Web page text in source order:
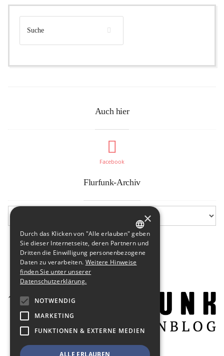
Auch hier
Facebook
Flurfunk-Archiv
GERMAN
ENGLISH
×
Durch das Klicken von "Alle erlauben" geben
Sie dieser Internetseite, deren Partnern und
Dritten die Einwilligung personenbezogene
Daten zu verarbeiten. Weitere Hinweise
finden Sie unter unserer
Datenschutzerklärung.
NOTWENDIG
MARKETING
FUNKTIONEN & EXTERNE MEDIEN
ALLE ERLAUBEN